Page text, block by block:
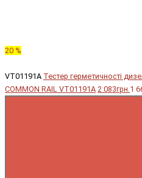
20 %
VT01191A Тестер герметичності
COMMON RAIL VT01191A 2 083грн.1